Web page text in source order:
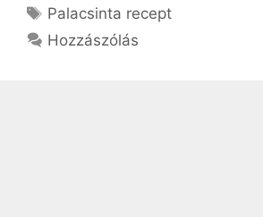
Címkék
Palacsinta recept
Hozzászólás